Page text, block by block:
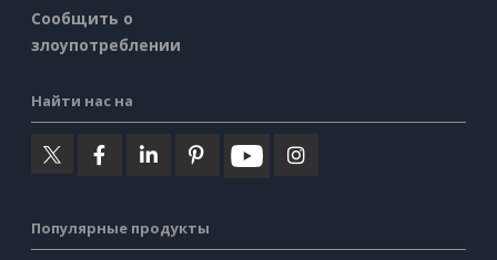
Сообщить о
злоупотреблении
Найти нас на
Популярные продукты